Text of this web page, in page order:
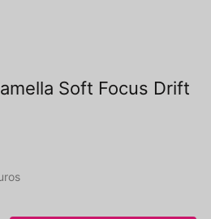
Soft Focus Drift